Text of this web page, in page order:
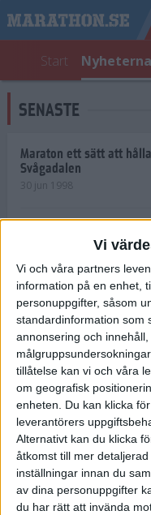
Vi
Vi och våra partners
information på en enhet,
personuppgifter, såsom
standardinformation som
annonsering och
tillåtelse kan vi och våra
om geografisk
enheten. Du kan klicka
leverantörers
Alternativt kan du klicka
åtkomst till mer
inställningar innan du
av dina personuppgifter
du har rätt att invända
Start Nyheterna
SENASTE
Maraton ett sätt att
Svågadalen
30 jun 1998
Norrlänningar firade
Strängnäs
28 jun 1998
Maratonlöparna bäst i
I år fick Andervang
27 jun 1998
Intresset ökar för
26 jun 1998